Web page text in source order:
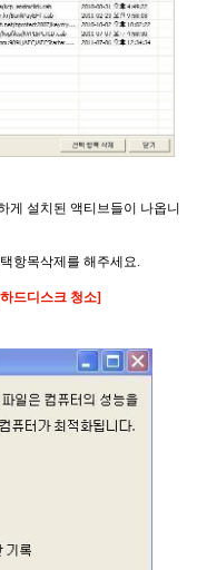
게 설치된 액티브들이 나옵니
항목삭제를 해주세요.
드디스크 청소]